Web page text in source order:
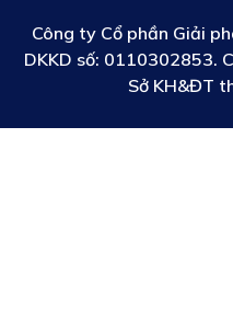
Công ty Cổ phần Giải
DKKD số: 0110302853.
Sở KH&ĐT